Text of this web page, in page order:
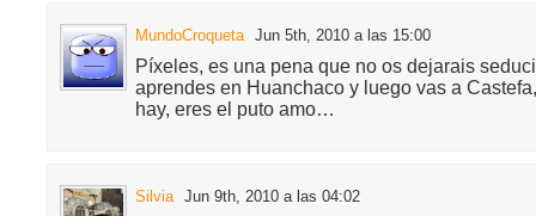
MundoCroqueta Jun 5th, 2010 a las 15:00
Píxeles, es una pena que no os dejarais
aprendes en Huanchaco y luego vas a
hay, eres el puto amo…
Silvia Jun 9th, 2010 a las 04:02